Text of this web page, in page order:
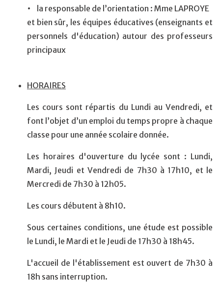
• la responsable de l’orientation : Mme LAPROYE
et bien sûr, les équipes éducatives (enseignants et
personnels d'éducation) autour des professeurs
principaux
HORAIRES
Les cours sont répartis du Lundi au Vendredi, et
font l’objet d’un emploi du temps propre à chaque
classe pour une année scolaire donnée.
Les horaires d'ouverture du lycée sont : Lundi,
Mardi, Jeudi et Vendredi de 7h30 à 17h10, et le
Mercredi de 7h30 à 12h05.
Les cours débutent à 8h10.
Sous certaines conditions, une étude est possible
le Lundi, le Mardi et le Jeudi de 17h30 à 18h45.
L'accueil de l'établissement est ouvert de 7h30 à
18h sans interruption.